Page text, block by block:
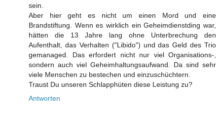
sein.
Aber hier geht es nicht um einen Mord und eine
Brandstiftung. Wenn es wirklich ein Geheimdienstding war,
hätten die 13 Jahre lang ohne Unterbrechung den
Aufenthalt, das Verhalten ("Libido") und das Geld des Trio
gemanaged. Das erfordert nicht nur viel Organisations-,
sondern auch viel Geheimhaltungsaufwand. Da sind sehr
viele Menschen zu bestechen und einzuschüchtern.
Traust Du unseren Schlapphüten diese Leistung zu?
Antworten